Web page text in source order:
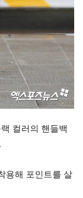
컬러의 핸들백
용해 포인트를 살